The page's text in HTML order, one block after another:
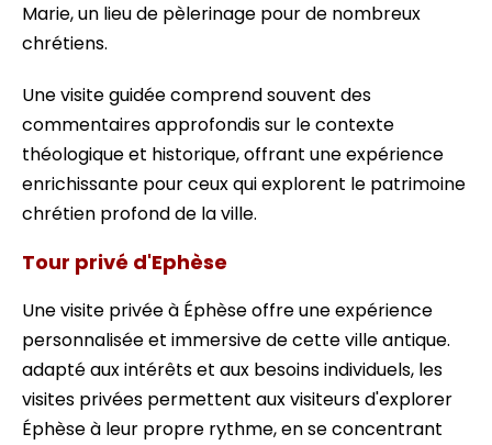
Marie, un lieu de pèlerinage pour de nombreux
chrétiens.
Une visite guidée comprend souvent des
commentaires approfondis sur le contexte
théologique et historique, offrant une expérience
enrichissante pour ceux qui explorent le patrimoine
chrétien profond de la ville.
Tour privé d'Ephèse
Une visite privée à Éphèse offre une expérience
personnalisée et immersive de cette ville antique.
adapté aux intérêts et aux besoins individuels, les
visites privées permettent aux visiteurs d'explorer
Éphèse à leur propre rythme, en se concentrant